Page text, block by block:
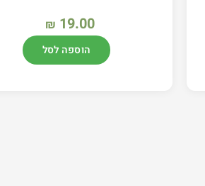
₪ 19.00
הוספה לסל